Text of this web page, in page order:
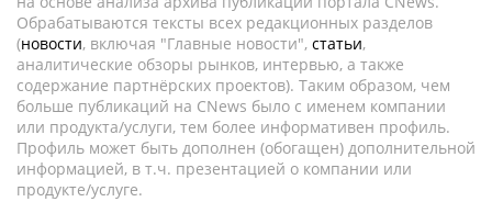
Обрабатываются тексты всех редакционных разделов
(новости, включая "Главные новости", статьи,
аналитические обзоры рынков, интервью, а также
содержание партнёрских проектов). Таким образом, чем
больше публикаций на CNews было с именем компании
или продукта/услуги, тем более информативен профиль.
Профиль может быть дополнен (обогащен) дополнительной
информацией, в т.ч. презентацией о компании или
продукте/услуге.